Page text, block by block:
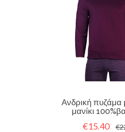
Ανδρική πυζάμα
μανίκι
€15.40